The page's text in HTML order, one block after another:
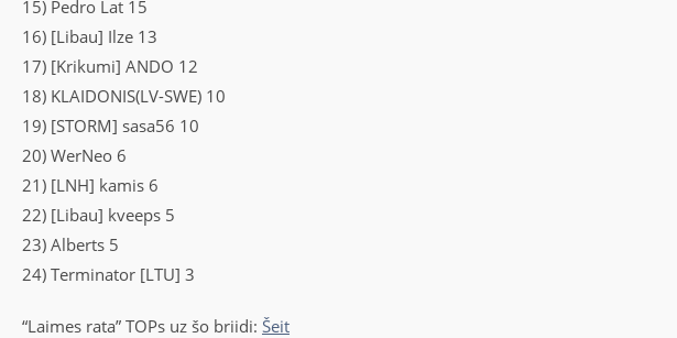
15) Pedro Lat 15
16) [Libau] Ilze 13
17) [Krikumi] ANDO 12
18) KLAIDONIS(LV-SWE) 10
19) [STORM] sasa56 10
20) WerNeo 6
21) [LNH] kamis 6
22) [Libau] kveeps 5
23) Alberts 5
24) Terminator [LTU] 3
“Laimes rata” TOPs uz šo briidi: Šeit